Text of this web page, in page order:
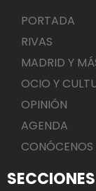
PORTADA
RIVAS
MADRID Y
OCIO Y
OPINIÓN
AGENDA
CONÓCENOS
SECCIONES